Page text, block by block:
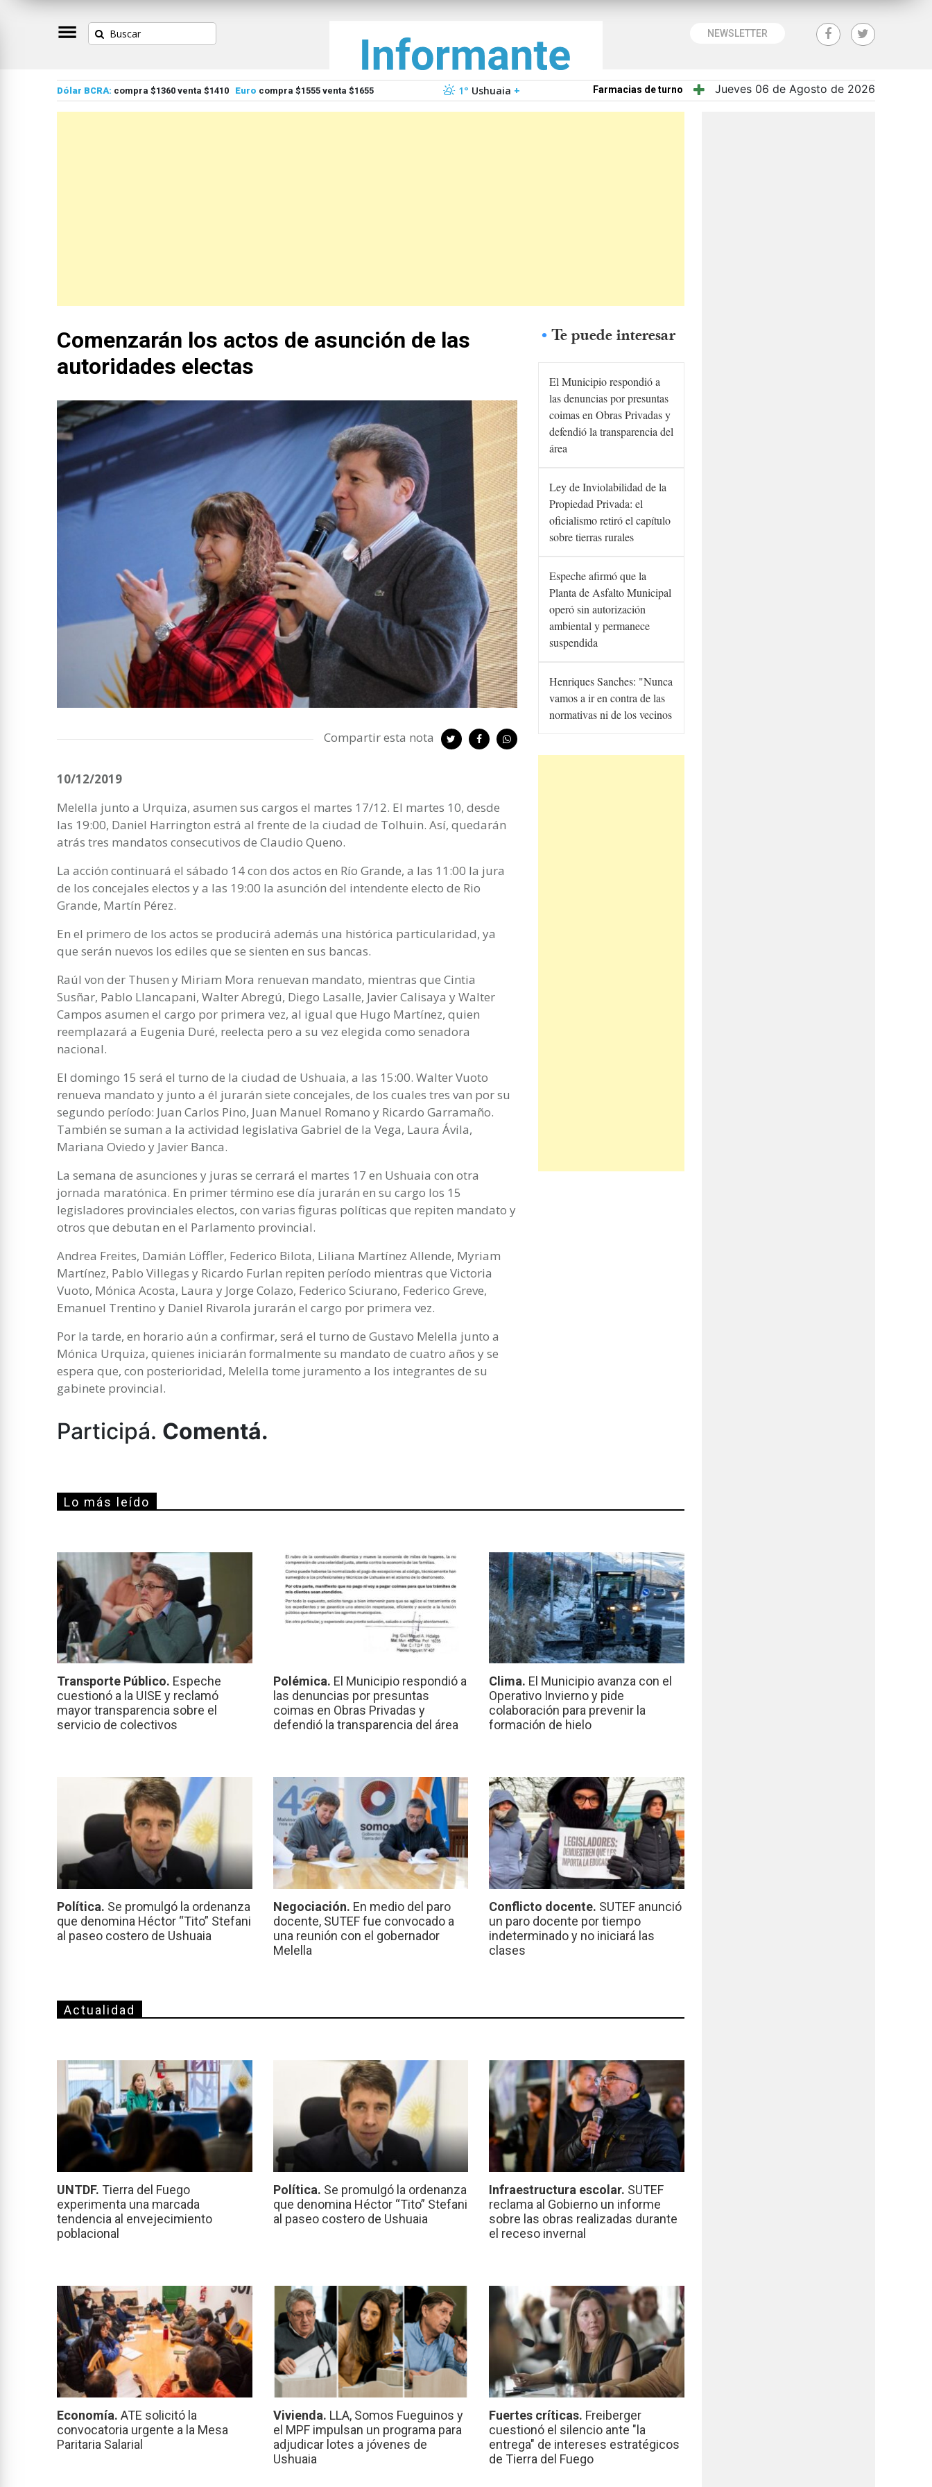
NEWSLETTER
Dólar BCRA: compra $1360 venta $1410 Euro compra $1555 venta $1655 1° Ushuaia + Farmacias de turno Jueves 06 de Agosto de 2026
Comenzarán los actos de asunción de las
autoridades electas
Compartir esta nota
10/12/2019
Melella junto a Urquiza, asumen sus cargos el martes 17/12. El martes 10, desde
las 19:00, Daniel Harrington estrá al frente de la ciudad de Tolhuin. Así, quedarán
atrás tres mandatos consecutivos de Claudio Queno.
La acción continuará el sábado 14 con dos actos en Río Grande, a las 11:00 la jura
de los concejales electos y a las 19:00 la asunción del intendente electo de Rio
Grande, Martín Pérez.
En el primero de los actos se producirá además una histórica particularidad, ya
que serán nuevos los ediles que se sienten en sus bancas.
Raúl von der Thusen y Miriam Mora renuevan mandato, mientras que Cintia
Susñar, Pablo Llancapani, Walter Abregú, Diego Lasalle, Javier Calisaya y Walter
Campos asumen el cargo por primera vez, al igual que Hugo Martínez, quien
reemplazará a Eugenia Duré, reelecta pero a su vez elegida como senadora
nacional.
El domingo 15 será el turno de la ciudad de Ushuaia, a las 15:00. Walter Vuoto
renueva mandato y junto a él jurarán siete concejales, de los cuales tres van por su
segundo período: Juan Carlos Pino, Juan Manuel Romano y Ricardo Garramaño.
También se suman a la actividad legislativa Gabriel de la Vega, Laura Ávila,
Mariana Oviedo y Javier Banca.
La semana de asunciones y juras se cerrará el martes 17 en Ushuaia con otra
jornada maratónica. En primer término ese día jurarán en su cargo los 15
legisladores provinciales electos, con varias figuras políticas que repiten mandato y
otros que debutan en el Parlamento provincial.
Andrea Freites, Damián Löffler, Federico Bilota, Liliana Martínez Allende, Myriam
Martínez, Pablo Villegas y Ricardo Furlan repiten período mientras que Victoria
Vuoto, Mónica Acosta, Laura y Jorge Colazo, Federico Sciurano, Federico Greve,
Emanuel Trentino y Daniel Rivarola jurarán el cargo por primera vez.
Por la tarde, en horario aún a confirmar, será el turno de Gustavo Melella junto a
Mónica Urquiza, quienes iniciarán formalmente su mandato de cuatro años y se
espera que, con posterioridad, Melella tome juramento a los integrantes de su
gabinete provincial.
Te puede interesar
El Municipio respondió a
las denuncias por presuntas
coimas en Obras Privadas y
defendió la transparencia del
área
Ley de Inviolabilidad de la
Propiedad Privada: el
oficialismo retiró el capítulo
sobre tierras rurales
Espeche afirmó que la
Planta de Asfalto Municipal
operó sin autorización
ambiental y permanece
suspendida
Henriques Sanches: "Nunca
vamos a ir en contra de las
normativas ni de los vecinos
Participá. Comentá.
Lo más leído
Transporte Público. Espeche
cuestionó a la UISE y reclamó
mayor transparencia sobre el
servicio de colectivos
Polémica. El Municipio respondió a
las denuncias por presuntas
coimas en Obras Privadas y
defendió la transparencia del área
Clima. El Municipio avanza con el
Operativo Invierno y pide
colaboración para prevenir la
formación de hielo
Política. Se promulgó la ordenanza
que denomina Héctor “Tito” Stefani
al paseo costero de Ushuaia
Negociación. En medio del paro
docente, SUTEF fue convocado a
una reunión con el gobernador
Melella
Conflicto docente. SUTEF anunció
un paro docente por tiempo
indeterminado y no iniciará las
clases
Actualidad
UNTDF. Tierra del Fuego
experimenta una marcada
tendencia al envejecimiento
poblacional
Política. Se promulgó la ordenanza
que denomina Héctor “Tito” Stefani
al paseo costero de Ushuaia
Infraestructura escolar. SUTEF
reclama al Gobierno un informe
sobre las obras realizadas durante
el receso invernal
Economía. ATE solicitó la
convocatoria urgente a la Mesa
Paritaria Salarial
Vivienda. LLA, Somos Fueguinos y
el MPF impulsan un programa para
adjudicar lotes a jóvenes de
Ushuaia
Fuertes críticas. Freiberger
cuestionó el silencio ante "la
entrega" de intereses estratégicos
de Tierra del Fuego